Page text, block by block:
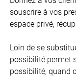
souscrire à vos
espace privé,
Loin de se
possibilité permet
possibilité, quand